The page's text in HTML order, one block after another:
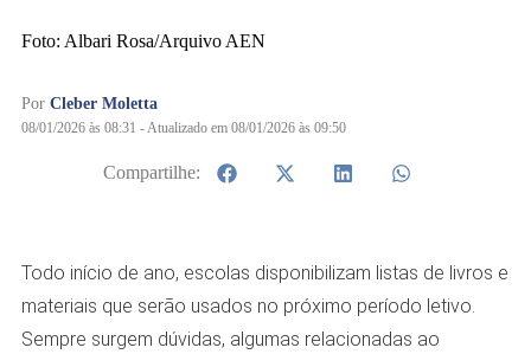
Foto: Albari Rosa/Arquivo AEN
Por Cleber Moletta
08/01/2026 às 08:31 - Atualizado em 08/01/2026 às 09:50
Compartilhe:
Todo início de ano, escolas disponibilizam listas de livros e
materiais que serão usados no próximo período letivo.
Sempre surgem dúvidas, algumas relacionadas ao